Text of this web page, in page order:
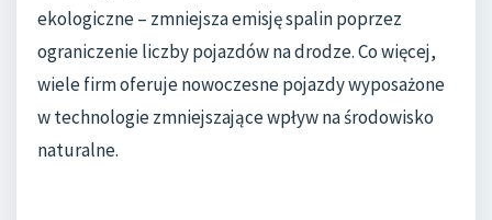
ekologiczne – zmniejsza emisję spalin poprzez
ograniczenie liczby pojazdów na drodze. Co więcej,
wiele firm oferuje nowoczesne pojazdy wyposażone
w technologie zmniejszające wpływ na środowisko
naturalne.